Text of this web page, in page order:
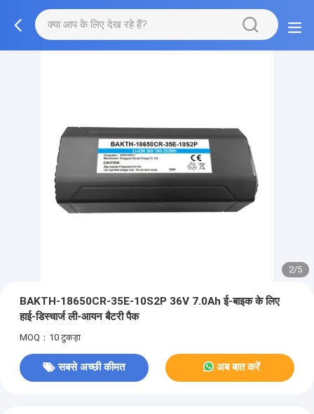
2/5
BAKTH-18650CR-35E-10S2P 36V 7.0Ah ई-बाइक के लिए
हाई-डिस्चार्ज ली-आयन बैटरी पैक
MOQ：10 टुकड़ा
सबसे अच्छी कीमत अब बात करें